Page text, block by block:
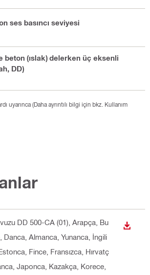
ses basıncı seviyesi
beton (ıslak) delerken üç eksenli
DD)
uyarınca (Daha ayrıntılı bilgi için bkz. Kullanım
DD 500-CA (01) , Arapça, Bu
Danca, Almanca, Yunanca, İngili
Fince, Fransızca, Hırvatç
Japonca, Kazakça, Korece,
İNDIR